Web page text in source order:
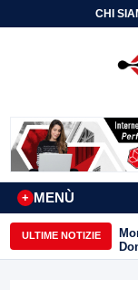
CHI
MENÙ
+
ULTIME NOTIZIE